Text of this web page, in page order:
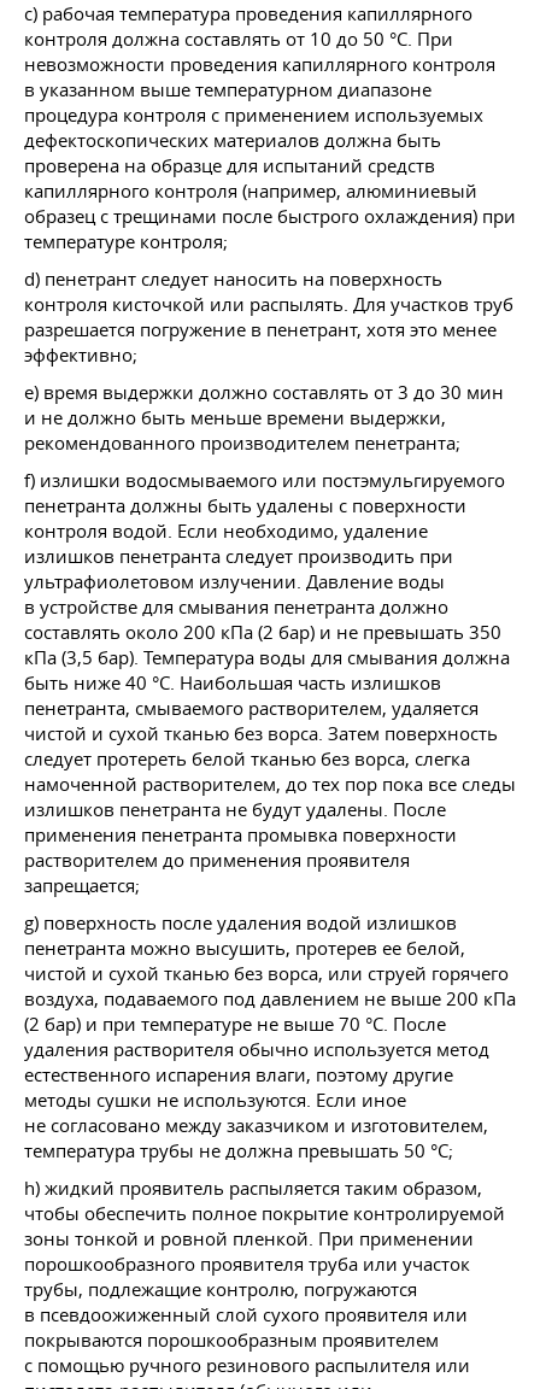
с) рабочая температура проведения капиллярного
контроля должна составлять от 10 до 50 °C. При
невозможности проведения капиллярного контроля
в указанном выше температурном диапазоне
процедура контроля с применением используемых
дефектоскопических материалов должна быть
проверена на образце для испытаний средств
капиллярного контроля (например, алюминиевый
образец с трещинами после быстрого охлаждения) при
температуре контроля;
d) пенетрант следует наносить на поверхность
контроля кисточкой или распылять. Для участков труб
разрешается погружение в пенетрант, хотя это менее
эффективно;
e) время выдержки должно составлять от 3 до 30 мин
и не должно быть меньше времени выдержки,
рекомендованного производителем пенетранта;
f) излишки водосмываемого или постэмульгируемого
пенетранта должны быть удалены с поверхности
контроля водой. Если необходимо, удаление
излишков пенетранта следует производить при
ультрафиолетовом излучении. Давление воды
в устройстве для смывания пенетранта должно
составлять около 200 кПа (2 бар) и не превышать 350
кПа (3,5 бар). Температура воды для смывания должна
быть ниже 40 °C. Наибольшая часть излишков
пенетранта, смываемого растворителем, удаляется
чистой и сухой тканью без ворса. Затем поверхность
следует протереть белой тканью без ворса, слегка
намоченной растворителем, до тех пор пока все следы
излишков пенетранта не будут удалены. После
применения пенетранта промывка поверхности
растворителем до применения проявителя
запрещается;
g) поверхность после удаления водой излишков
пенетранта можно высушить, протерев ее белой,
чистой и сухой тканью без ворса, или струей горячего
воздуха, подаваемого под давлением не выше 200 кПа
(2 бар) и при температуре не выше 70 °C. После
удаления растворителя обычно используется метод
естественного испарения влаги, поэтому другие
методы сушки не используются. Если иное
не согласовано между заказчиком и изготовителем,
температура трубы не должна превышать 50 °C;
h) жидкий проявитель распыляется таким образом,
чтобы обеспечить полное покрытие контролируемой
зоны тонкой и ровной пленкой. При применении
порошкообразного проявителя труба или участок
трубы, подлежащие контролю, погружаются
в псевдоожиженный слой сухого проявителя или
покрываются порошкообразным проявителем
с помощью ручного резинового распылителя или